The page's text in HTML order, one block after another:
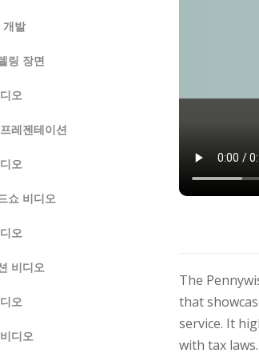
개발
링 장면
오
레젠테이션
오
쇼 비디오
오
비디오
오
디오
The
that
service. It
with tax